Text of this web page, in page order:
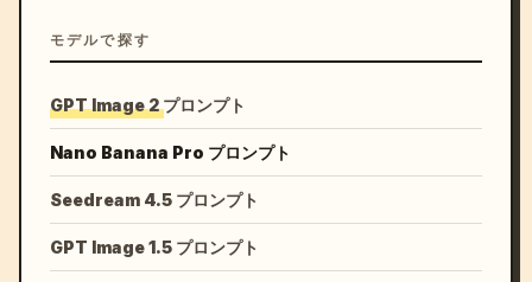
モデルで探す
GPT Image 2 プロンプト
Nano Banana Pro プロンプト
Seedream 4.5 プロンプト
GPT Image 1.5 プロンプト